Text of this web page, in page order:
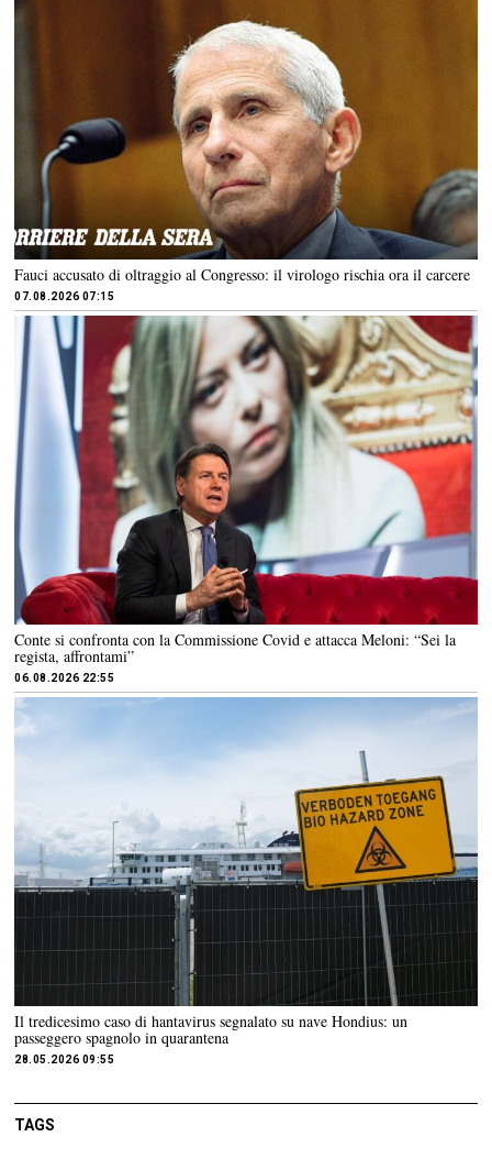
Fauci accusato di oltraggio al Congresso: il virologo rischia ora il carcere
07.08.2026 07:15
Conte si confronta con la Commissione Covid e attacca Meloni: “Sei la
regista, affrontami”
06.08.2026 22:55
Il tredicesimo caso di hantavirus segnalato su nave Hondius: un
passeggero spagnolo in quarantena
28.05.2026 09:55
TAGS